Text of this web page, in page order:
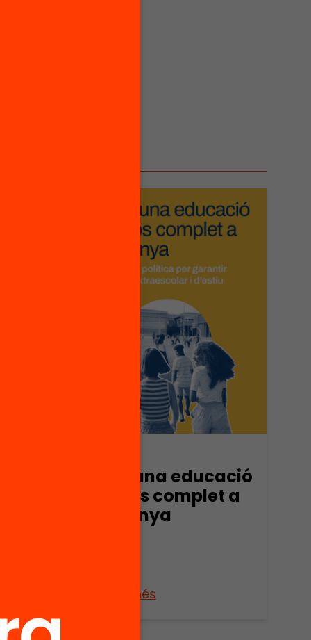
Cap a una educació
a temps complet a
Catalunya
Veure’n més